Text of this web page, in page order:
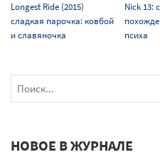
Longest Ride (2015)
сладкая парочка: ковбой
и славяночка
Nick 13:
психа
НОВОЕ В ЖУРНАЛЕ